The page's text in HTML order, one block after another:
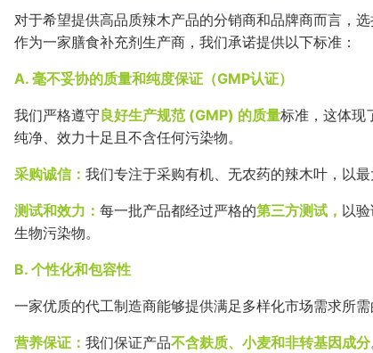
对于希望提供高品质辣木产品的分销商和品牌商而言，
作为一家膳食补充剂生产商，我们承诺提供以下标准：
A. 毫不妥协的质量和纯度保证（GMP认证）
我们严格遵守良好生产规范 (GMP) 的质量标准，这体现
纯净、效力十足且不含任何污染物。
采购诚信： 我们专注于采购有机、无农药的辣木叶，以
测试和效力： 每一批产品都经过严格的第三方测试， 以
生物污染物。
B. 个性化和包容性
一家优质的代工制造商能够提供满足多样化市场需求所需
营养保证： 我们保证产品不含麸质、小麦和非转基因成分